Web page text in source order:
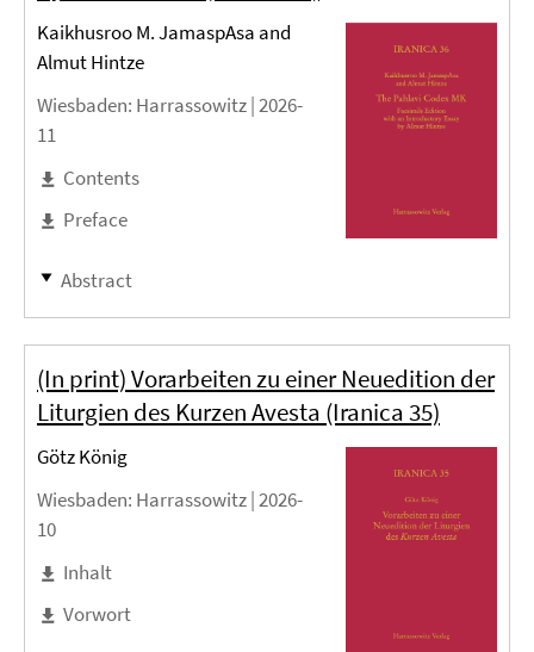
Kaikhusroo M. JamaspAsa and
Almut Hintze
Wiesbaden: Harrassowitz |2026-
11
Contents
Preface
Abstract
(In print) Vorarbeiten zu einer Neuedition der
Liturgien des Kurzen Avesta (Iranica 35)
Götz König
Wiesbaden: Harrassowitz |2026-
10
Inhalt
Vorwort